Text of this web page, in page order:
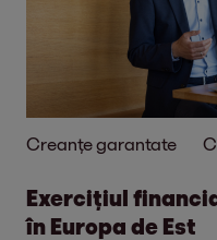
Creanțe garantate
Exercițiul
în Europa de Est